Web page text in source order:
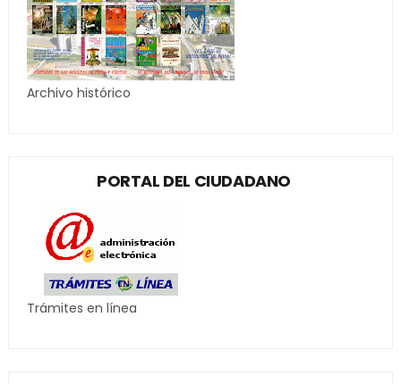
Archivo histórico
PORTAL DEL CIUDADANO
Trámites en línea